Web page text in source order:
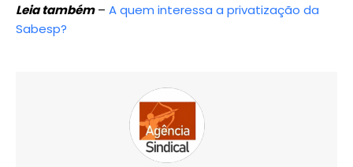
Leia também– A quem interessa a privatização da
Sabesp?